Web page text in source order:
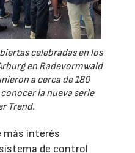
celebradas en los
en Radevormwald
a cerca de 180
la nueva serie
Trend.
más interés
de control